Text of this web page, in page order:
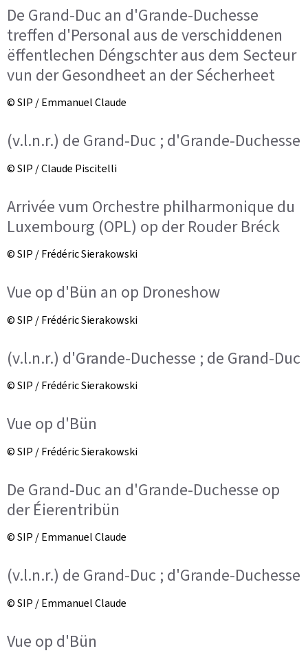
De Grand-Duc an d'Grande-Duchesse
treffen d'Personal aus de verschiddenen
ëffentlechen Déngschter aus dem Secteur
vun der Gesondheet an der Sécherheet
© SIP / Emmanuel Claude
(v.l.n.r.) de Grand-Duc ; d'Grande-Duchesse
© SIP / Claude Piscitelli
Arrivée vum Orchestre philharmonique du
Luxembourg (OPL) op der Rouder Bréck
© SIP / Frédéric Sierakowski
Vue op d'Bün an op Droneshow
© SIP / Frédéric Sierakowski
(v.l.n.r.) d'Grande-Duchesse ; de Grand-Duc
© SIP / Frédéric Sierakowski
Vue op d'Bün
© SIP / Frédéric Sierakowski
De Grand-Duc an d'Grande-Duchesse op
der Éierentribün
© SIP / Emmanuel Claude
(v.l.n.r.) de Grand-Duc ; d'Grande-Duchesse
© SIP / Emmanuel Claude
Vue op d'Bün